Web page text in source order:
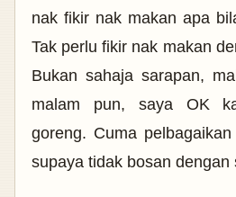
nak fikir nak makan apa
Tak perlu fikir nak makan
Bukan sahaja sarapan,
malam pun, saya OK
goreng. Cuma
supaya tidak bosan dengan